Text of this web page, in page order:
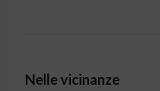
Nelle vicinanze